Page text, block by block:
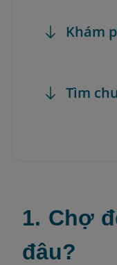
Khám
Tìm
1. Chợ
đâu?